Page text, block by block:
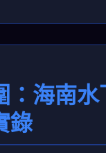
：海南水
錄